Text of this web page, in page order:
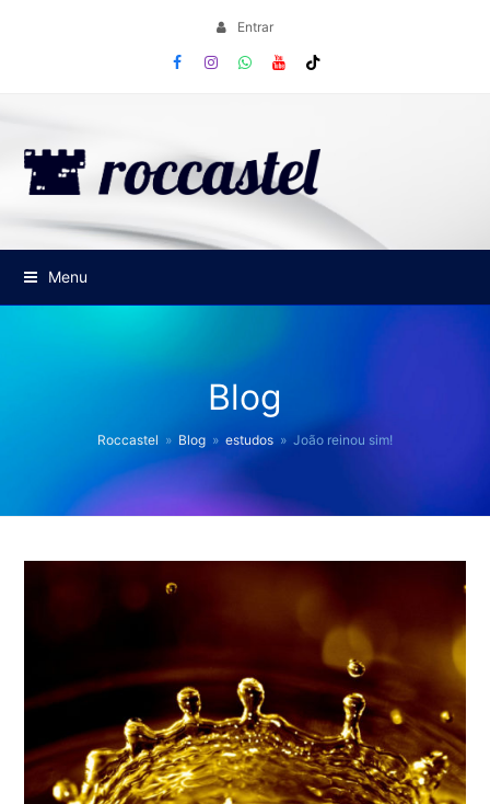
Entrar
FacebookInstagramWhatsapp
YoutubeTiktok
Menu
Blog
Roccastel » Blog » estudos » João reinou sim!